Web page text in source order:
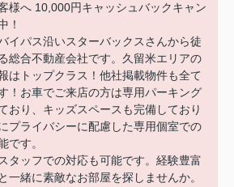
様へ 10,000円キャッシュバックキャン
！
イパス沿いスターバックスさんから徒
総合不動産会社です。久留米エリアの
はトップクラス！他社掲載物件も全て
！お車でご来店の方は専用パーキング
おり、キッズスペースも完備しており
プライバシーに配慮した専用個室での
です。
タッフでの対応も可能です。経験豊富
一緒に素敵なお部屋を探しませんか。